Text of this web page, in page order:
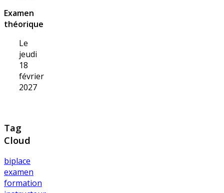
Examen
théorique
Le
jeudi
18
février
2027
Tag
Cloud
biplace
examen
formation